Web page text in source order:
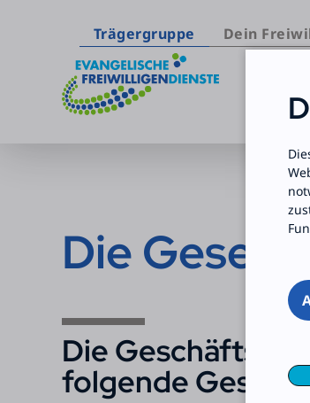
Trägergruppe Dein
Die
Die
folgende